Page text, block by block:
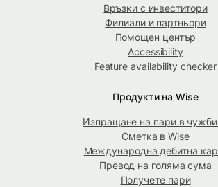
Връзки с инвеститори
Филиали и партньори
Помощен център
Accessibility
Feature availability checker
Продукти на Wise
Изпращане на пари в
Сметка в Wise
Международна дебитна
Превод на голяма сума
Получете пари